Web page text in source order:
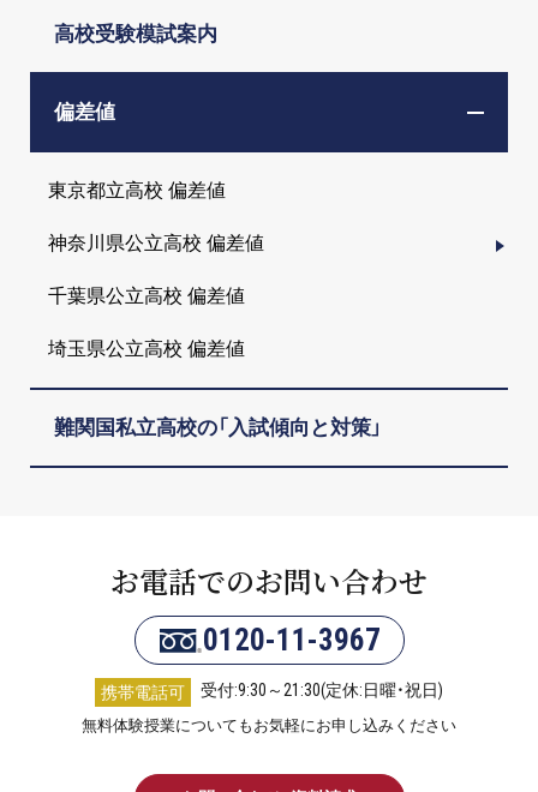
高校受験模試案内
偏差値
東京都立高校 偏差値
神奈川県公立高校 偏差値
千葉県公立高校 偏差値
埼玉県公立高校 偏差値
難関国私立高校の「入試傾向と対策」
お電話でのお問い合わせ
0120-11-3967
携帯電話可 受付:9:30～21:30(定休:日曜・祝日)
無料体験授業についてもお気軽にお申し込みください